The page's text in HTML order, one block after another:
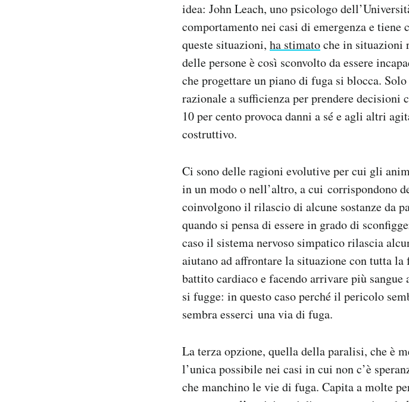
idea: John Leach, uno psicologo
comportamento nei casi di emergenza e
queste situazioni, ha stimatoche in situazioni
delle persone è così sconvolto da essere
che progettare un piano di fuga si blocca.
razionale a sufficienza per prendere
10 per cento provoca danni a sé e agli altri
costruttivo.
Ci sono delle ragioni evolutive per cui gli
in un modo o nell’altro, a cui corrispondono
coinvolgono il rilascio di alcune sostanze da
quando si pensa di essere in grado di
caso il sistema nervoso simpatico rilascia
aiutano ad affrontare la situazione con tutta
battito cardiaco e facendo arrivare più sangue
si fugge: in questo caso perché il pericolo
sembra esserci una via di fuga.
La terza opzione, quella della paralisi, che è
l’unica possibile nei casi in cui non c’è
che manchino le vie di fuga. Capita a molte